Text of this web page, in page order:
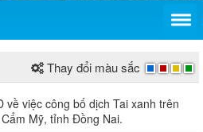
Thay đổi màu sắc
UBND của Ủy ban nhân
việc công bố dịch Tai xanh trên
Mỹ, tỉnh Đồng Nai.